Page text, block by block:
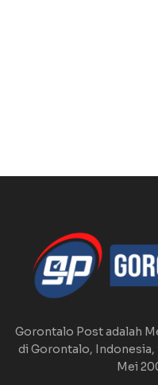
Gorontalo Post adalah
di Gorontalo, Indonesia,
Mei